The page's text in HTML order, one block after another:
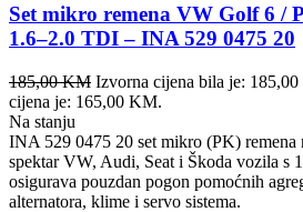
Set mikro remena VW Golf 6 /
1.6–2.0 TDI – INA 529 0475 20
185,00KM Izvorna cijena bila je:
cijena je: 165,00 KM.
Na stanju
INA 529 0475 20 set mikro (PK) remena
spektar VW, Audi, Seat i Škoda vozila s
osigurava pouzdan pogon pomoćnih
alternatora, klime i servo sistema.